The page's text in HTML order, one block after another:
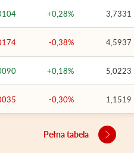
+0,28% 3,7331
-0,38% 4,5937
+0,18% 5,0223
-0,30% 1,1519
Pełna tabela